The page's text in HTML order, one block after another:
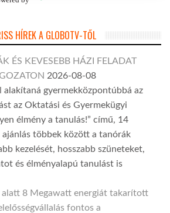
HÍREK A GLOBOTV-TŐL
ÉS KEVESEBB HÁZI FELADAT
2026-08-08
alakítaná gyermekközpontúbbá az
az Oktatási és Gyermekügyi
élmény a tanulás!” című, 14
többek között a tanórák
kezelését, hosszabb szüneteket,
és élményalapú tanulást is
alatt 8 Megawatt energiát takarított
fontos a